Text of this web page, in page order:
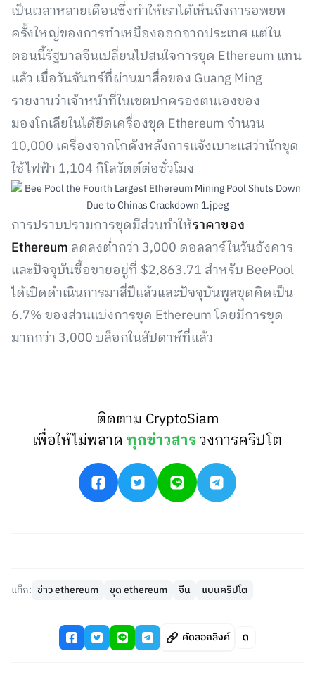
เป็นเวลาหลายเดือนซึ่งทำให้เราได้เห็นถึงการอพยพ
ครั้งใหญ่ของการทำเหมืองออกจากประเทศ แต่ใน
ตอนนี้รัฐบาลจีนเปลี่ยนไปสนใจการขุด Ethereum แทน
แล้ว เมื่อวันจันทร์ที่ผ่านมาสื่อของ Guang Ming
รายงานว่าเจ้าหน้าที่ในเขตปกครองตนเองของ
มองโกเลียในได้ยึดเครื่องขุด Ethereum จำนวน
10,000 เครื่องจากโกดังหลังการแจ้งเบาะแสว่านักขุด
ใช้ไฟฟ้า 1,104 กิโลวัตต์ต่อชั่วโมง
การปราบปรามการขุดมีส่วนทำให้ราคาของ
Ethereum ลดลงต่ำกว่า 3,000 ดอลลาร์ในวันอังคาร
และปัจจุบันซื้อขายอยู่ที่ $2,863.71 สำหรับ BeePool
ได้เปิดดำเนินการมาสี่ปีแล้วและปัจจุบันพูลขุดคิดเป็น
6.7% ของส่วนแบ่งการขุด Ethereum โดยมีการขุด
มากกว่า 3,000 บล็อกในสัปดาห์ที่แล้ว
ติดตาม CryptoSiam
เพื่อให้ไม่พลาดทุกข่าวสารวงการคริปโต
แท็ก: ข่าว ethereum ขุด ethereum จีน แบนคริปโต
คัดลอกลิงค์